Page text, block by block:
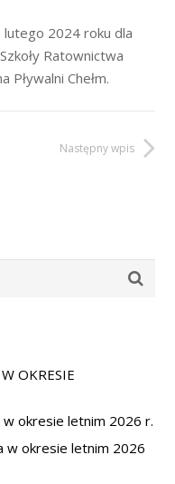
2024 roku dla
Ratownictwa
Chełm.
Następny wpis
OKRESIE
w okresie letnim 2026 r.
w okresie letnim 2026